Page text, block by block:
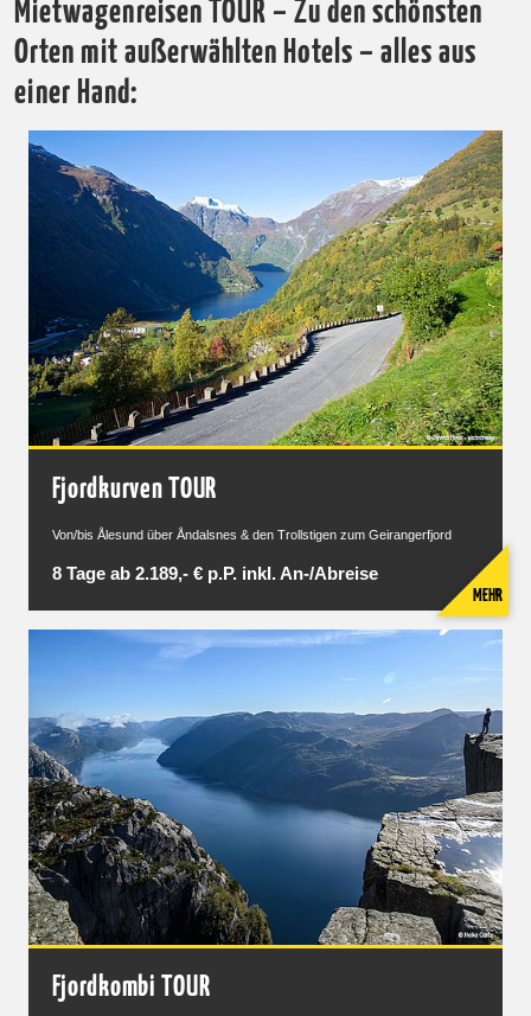
Mietwagenreisen TOUR – Zu den schönsten
Orten mit außerwählten Hotels – alles aus
einer Hand:
Fjordkurven TOUR
Von/bis Ålesund über Åndalsnes & den Trollstigen zum Geirangerfjord
8 Tage ab 2.189,- € p.P. inkl. An-/Abreise
MEHR
Fjordkombi TOUR